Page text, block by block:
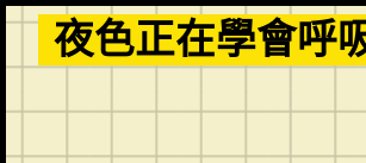
Skip
to
content
夜色正在學會呼